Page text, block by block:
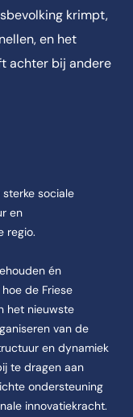
krimpt,
en het
achter bij andere
sociale
en
regio.
én
de Friese
het nieuwste
van de
en dynamiek
te dragen aan
ondersteuning
innovatiekracht.